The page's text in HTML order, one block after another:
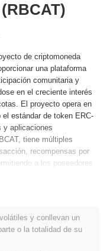
de criptomoneda
una plataforma
comunitaria y
en el creciente interés
El proyecto opera en
estándar de token ERC-
y aplicaciones
tiene múltiples
recompensas por
a los poseedores
Azul Ruso se destaca
con mascotas y
el impacto social,
tecnología blockchain, lo
el nicho de criptomonedas
y conllevan un
o la totalidad de su